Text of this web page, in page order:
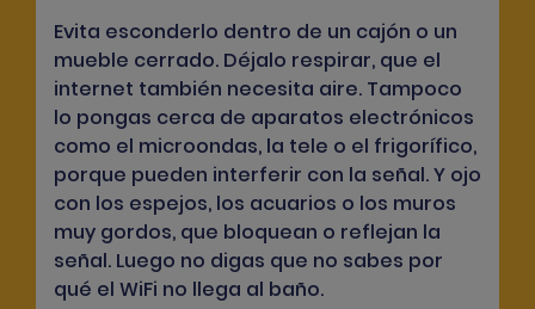
Evita esconderlo dentro de un cajón o un
mueble cerrado. Déjalo respirar, que el
internet también necesita aire. Tampoco
lo pongas cerca de aparatos electrónicos
como el microondas, la tele o el frigorífico,
porque pueden interferir con la señal. Y ojo
con los espejos, los acuarios o los muros
muy gordos, que bloquean o reflejan la
señal. Luego no digas que no sabes por
qué el WiFi no llega al baño.